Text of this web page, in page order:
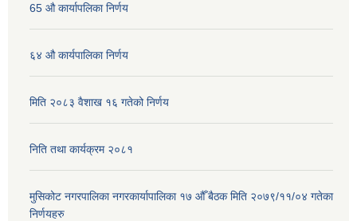
65 औ कार्यापलिका निर्णय
६४ औ कार्यपालिका निर्णय
मिति २०८३ वैशाख १६ गतेको निर्णय
निति तथा कार्यक्रम २०८१
मुसिकोट नगरपालिका नगरकार्यापालिका १७ औँ बैठक मिति २०७९/११/०४ गतेका
निर्णयहरु